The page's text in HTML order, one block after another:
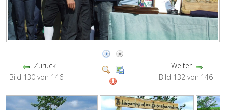
Zurück
Bild 130 von 146
Weiter
Bild 132 von 146